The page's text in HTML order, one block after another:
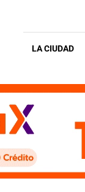
LA CIUDAD